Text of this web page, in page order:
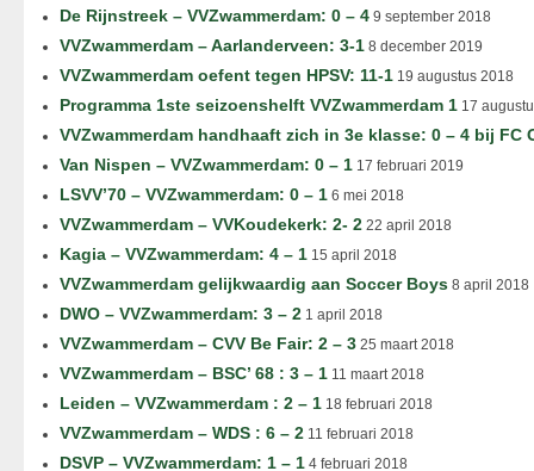
De Rijnstreek – VVZwammerdam: 0 – 4 9 september 2018
VVZwammerdam – Aarlanderveen: 3-1 8 december 2019
VVZwammerdam oefent tegen HPSV: 11-1 19 augustus 2018
Programma 1ste seizoenshelft VVZwammerdam 1 17
VVZwammerdam handhaaft zich in 3e klasse: 0 – 4 bij FC
Van Nispen – VVZwammerdam: 0 – 1 17 februari 2019
LSVV’70 – VVZwammerdam: 0 – 1 6 mei 2018
VVZwammerdam – VVKoudekerk: 2- 2 22 april 2018
Kagia – VVZwammerdam: 4 – 1 15 april 2018
VVZwammerdam gelijkwaardig aan Soccer Boys 8 april 2018
DWO – VVZwammerdam: 3 – 2 1 april 2018
VVZwammerdam – CVV Be Fair: 2 – 3 25 maart 2018
VVZwammerdam – BSC’ 68 : 3 – 1 11 maart 2018
Leiden – VVZwammerdam : 2 – 1 18 februari 2018
VVZwammerdam – WDS : 6 – 2 11 februari 2018
DSVP – VVZwammerdam: 1 – 1 4 februari 2018